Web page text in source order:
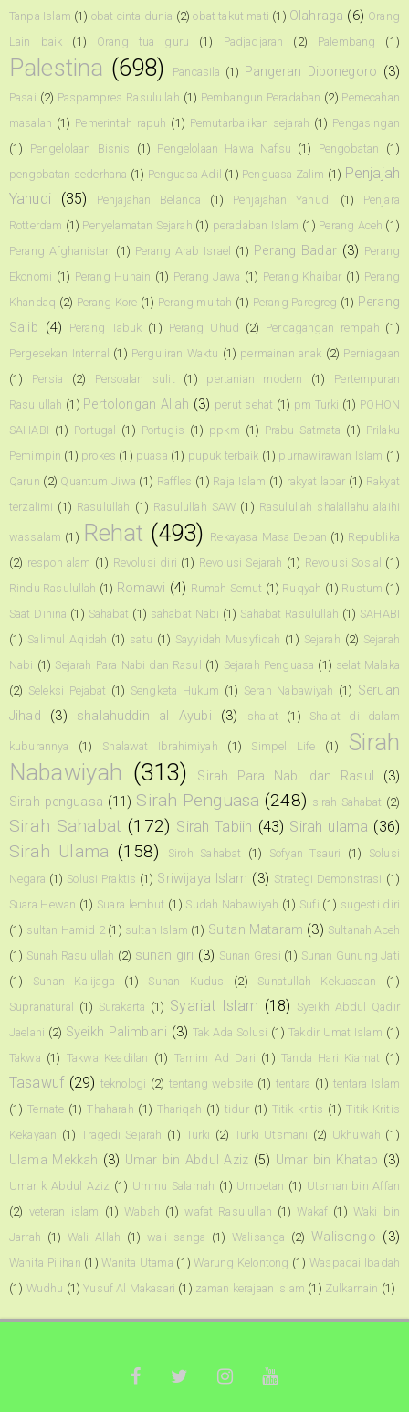
Tanpa Islam (1) obat cinta dunia (2) obat takut mati (1) Olahraga (6) Orang
Lain baik
(1) Orang tua guru (1) Padjadjaran (2) Palembang (1)
Palestina (698) Pancasila (1) Pangeran Diponegoro (3)
Pasai (2) Paspampres Rasulullah (1) Pembangun Peradaban (2) Pemecahan
masalah (1) Pemerintah rapuh (1) Pemutarbalikan sejarah (1) Pengasingan
(1)
Pengelolaan Bisnis (1) Pengelolaan Hawa Nafsu (1) Pengobatan
(1)
pengobatan sederhana (1) Penguasa Adil (1) Penguasa Zalim (1) Penjajah
Yahudi
(35) Penjajahan Belanda (1) Penjajahan Yahudi (1)
Penjara
Rotterdam (1) Penyelamatan Sejarah (1) peradaban Islam (1) Perang Aceh (1)
Perang Afghanistan (1) Perang Arab Israel (1) Perang Badar (3) Perang
Ekonomi (1) Perang Hunain (1) Perang Jawa (1) Perang Khaibar (1) Perang
Khandaq (2) Perang Kore (1) Perang mu'tah (1) Perang Paregreg (1) Perang
Salib (4) Perang Tabuk (1) Perang Uhud (2) Perdagangan rempah (1)
Pergesekan Internal (1) Perguliran Waktu (1) permainan anak (2) Perniagaan
(1)
Persia (2) Persoalan sulit (1) pertanian modern (1)
Pertempuran
Rasulullah (1) Pertolongan Allah (3) perut sehat (1) pm Turki (1) POHON
SAHABI (1) Portugal (1) Portugis (1) ppkm (1) Prabu Satmata (1) Prilaku
Pemimpin (1) prokes (1) puasa (1) pupuk terbaik (1) purnawirawan Islam (1)
Qarun (2) Quantum Jiwa (1) Raffles (1) Raja Islam (1) rakyat lapar (1) Rakyat
terzalimi (1) Rasulullah (1) Rasulullah SAW (1) Rasulullah shalallahu alaihi
wassalam (1) Rehat (493) Rekayasa Masa Depan (1) Republika
(2) respon alam (1) Revolusi diri (1) Revolusi Sejarah (1) Revolusi Sosial (1)
Rindu Rasulullah (1) Romawi (4) Rumah Semut (1) Ruqyah (1) Rustum (1)
Saat Dihina (1) Sahabat (1) sahabat Nabi (1) Sahabat Rasulullah (1) SAHABI
(1) Salimul Aqidah (1) satu (1) Sayyidah Musyfiqah (1) Sejarah (2) Sejarah
Nabi (1) Sejarah Para Nabi dan Rasul (1) Sejarah Penguasa (1) selat Malaka
(2) Seleksi Pejabat (1) Sengketa Hukum (1) Serah Nabawiyah (1) Seruan
Jihad
(3) shalahuddin al Ayubi (3) shalat (1) Shalat di dalam
kuburannya (1) Shalawat Ibrahimiyah (1) Simpel Life (1)
Sirah
Nabawiyah (313) Sirah Para Nabi dan Rasul
(3)
Sirah penguasa (11) Sirah Penguasa (248) sirah Sahabat (2)
Sirah Sahabat (172) Sirah Tabiin (43) Sirah ulama (36)
Sirah Ulama (158) Siroh Sahabat (1) Sofyan Tsauri (1)
Solusi
Negara (1) Solusi Praktis (1) Sriwijaya Islam (3) Strategi Demonstrasi (1)
Suara Hewan (1) Suara lembut (1) Sudah Nabawiyah (1) Sufi (1) sugesti diri
(1) sultan Hamid 2 (1) sultan Islam (1) Sultan Mataram (3) Sultanah Aceh
(1) Sunah Rasulullah (2) sunan giri (3) Sunan Gresi (1) Sunan Gunung Jati
(1)
Sunan Kalijaga (1) Sunan Kudus (2) Sunatullah Kekuasaan
(1)
Supranatural
(1) Surakarta (1) Syariat Islam (18) Syeikh Abdul Qadir
Jaelani (2) Syeikh Palimbani (3) Tak Ada Solusi (1) Takdir Umat Islam (1)
Takwa (1) Takwa Keadilan (1) Tamim Ad Dari (1) Tanda Hari Kiamat (1)
Tasawuf (29) teknologi (2) tentang website (1) tentara (1) tentara Islam
(1) Ternate (1) Thaharah (1) Thariqah (1) tidur (1) Titik kritis (1) Titik Kritis
Kekayaan (1) Tragedi Sejarah (1) Turki (2) Turki Utsmani (2) Ukhuwah (1)
Ulama Mekkah (3) Umar bin Abdul Aziz (5) Umar bin Khatab (3)
Umar k Abdul Aziz (1) Ummu Salamah (1) Umpetan (1) Utsman bin Affan
(2) veteran islam (1) Wabah (1) wafat Rasulullah (1) Wakaf (1) Waki bin
Jarrah (1) Wali Allah (1) wali sanga (1) Walisanga (2) Walisongo (3)
Wanita Pilihan (1) Wanita Utama (1) Warung Kelontong (1) Waspadai Ibadah
(1) Wudhu (1) Yusuf Al Makasari (1) zaman kerajaan islam (1) Zulkarnain (1)